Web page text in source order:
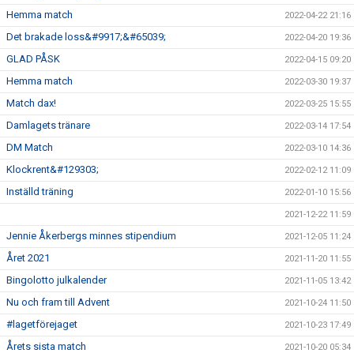
Hemma match 2022-04-22 21:16
Det brakade loss&#9917;&#65039; 2022-04-20 19:36
GLAD PÅSK 2022-04-15 09:20
Hemma match 2022-03-30 19:37
Match dax! 2022-03-25 15:55
Damlagets tränare 2022-03-14 17:54
DM Match 2022-03-10 14:36
Klockrent&#129303; 2022-02-12 11:09
Inställd träning 2022-01-10 15:56
2021-12-22 11:59
Jennie Åkerbergs minnes stipendium 2021-12-05 11:24
Året 2021 2021-11-20 11:55
Bingolotto julkalender 2021-11-05 13:42
Nu och fram till Advent 2021-10-24 11:50
#lagetförejaget 2021-10-23 17:49
Årets sista match 2021-10-20 05:34